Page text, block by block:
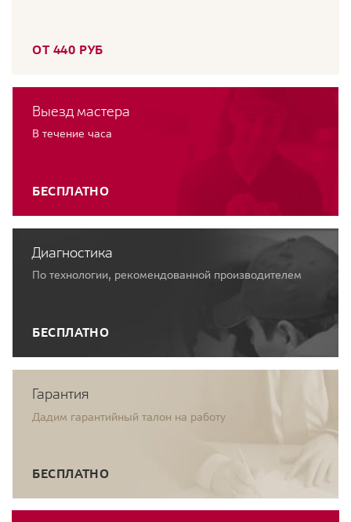
ОТ 440 РУБ
Выезд мастера
В течение часа
БЕСПЛАТНО
Диагностика
По технологии, рекомендованной производителем
БЕСПЛАТНО
Гарантия
Дадим гарантийный талон на работу
БЕСПЛАТНО